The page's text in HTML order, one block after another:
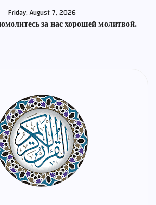
Friday, August 7, 2026
за нас хорошей молитвой.